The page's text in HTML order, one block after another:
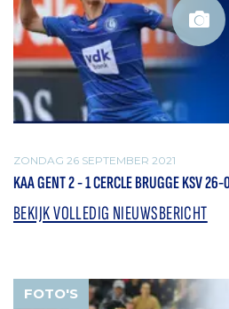
ZONDAG 26 SEPTEMBER 2021
KAA GENT 2 - 1 CERCLE BRUGGE KSV
BEKIJK VOLLEDIG NIEUWSBERICHT
FOTO'S